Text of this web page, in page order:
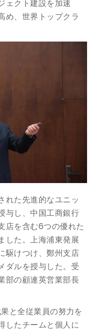
ェクト建設を加速
め、世界トップクラ
れた先進的なユニッ
与し、中国工商銀行
店を含む6つの優れた
した。上海浦東発展
駆けつけ、鄭州支店
ダルを授与した。受
部の顧連英営業部長
と全従業員の努力を
したチームと個人に